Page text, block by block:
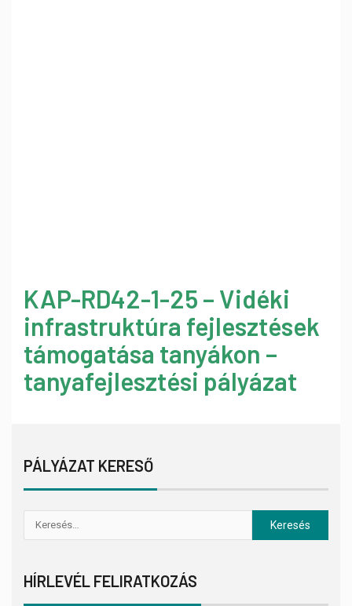
KAP-RD42-1-25 – Vidéki
infrastruktúra fejlesztések
támogatása tanyákon –
tanyafejlesztési pályázat
PÁLYÁZAT KERESŐ
HÍRLEVÉL FELIRATKOZÁS